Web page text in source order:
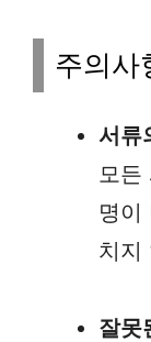
주의사
서류
모든
명이
치지
잘못